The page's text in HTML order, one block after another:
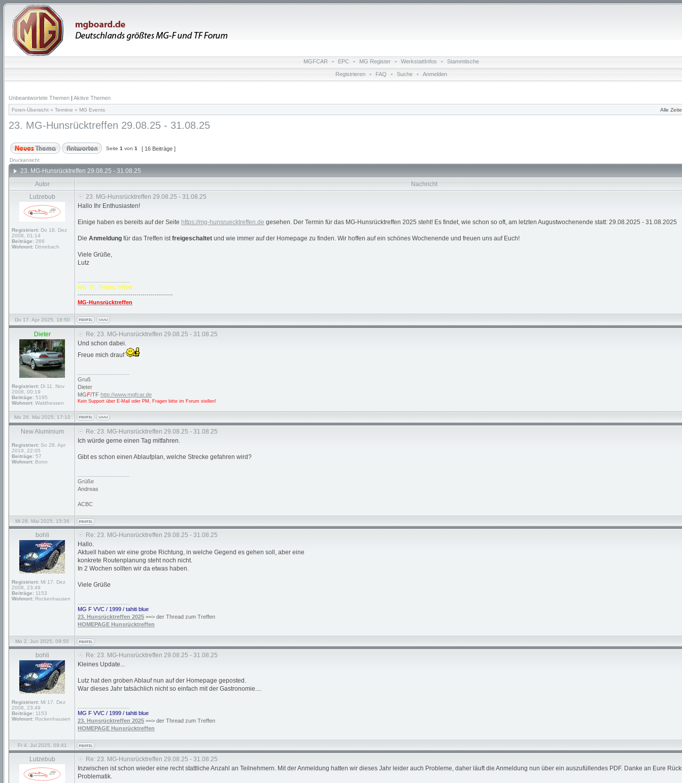
MGFCAR • EPC • MG Register • WerkstattInfos • Stammtische
Registrieren • FAQ • Suche • Anmelden
Unbeantwortete Themen | Aktive Themen
Foren-Übersicht » Termine » MG Events Alle
23. MG-Hunsrücktreffen 29.08.25 - 31.08.25
Seite 1 von 1 [ 16 Beiträge ]
Druckansicht
23. MG-Hunsrücktreffen 29.08.25 - 31.08.25
Autor
Nachricht
Lutzebub
Registriert: Do 18. Dez
2008, 01:14
Beiträge: 266
Wohnort: Dörrebach
23. MG-Hunsrücktreffen 29.08.25 - 31.08.25
Hallo Ihr Enthusiasten!
Einige haben es bereits auf der Seite https://mg-hunsruecktreffen.de gesehen. Der Termin für das MG-Hunsrücktreffen 2025 steht! Es findet, wie schon so oft, am letzten Augustwochenende statt: 29.08.2025 - 31.08.2025
Die Anmeldung für das Treffen istfreigeschaltet und wie immer auf der Homepage zu finden. Wir hoffen auf ein schönes Wochenende und freuen uns auf Euch!
Viele Grüße,
Lutz
MG TF, Trophy Yellow
-----------------------------------------------
MG-Hunsrücktreffen
Do 17. Apr 2025, 18:50
Dieter
Registriert: Di 11. Nov
2008, 00:19
Beiträge: 5195
Wohnort: Waldhessen
Re: 23. MG-Hunsrücktreffen 29.08.25 - 31.08.25
Und schon dabei.
Freue mich drauf
Gruß
Dieter
MGF/TF http://www.mgfcar.de
Kein Support über E-Mail oder PM, Fragen bitte im Forum stellen!
Mo 26. Mai 2025, 17:10
New Aluminium
Registriert: So 28. Apr
2019, 22:05
Beiträge: 57
Wohnort: Bonn
Re: 23. MG-Hunsrücktreffen 29.08.25 - 31.08.25
Ich würde gerne einen Tag mitfahren.
Gibt es schon einen Ablaufplan, welche Strecke gefahren wird?
Grüße
Andreas
ACBC
Mi 28. Mai 2025, 15:36
bohli
Registriert: Mi 17. Dez
2008, 23:49
Beiträge: 1153
Wohnort: Rockenhausen
Re: 23. MG-Hunsrücktreffen 29.08.25 - 31.08.25
Hallo.
Aktuell haben wir eine grobe Richtung, in welche Gegend es gehen soll, aber eine
konkrete Routenplanung steht noch nicht.
In 2 Wochen sollten wir da etwas haben.
Viele Grüße
MG F VVC / 1999 / tahiti blue
23. Hunsrücktreffen 2025 ==> der Thread zum Treffen
HOMEPAGE Hunsrücktreffen
Mo 2. Jun 2025, 09:55
bohli
Registriert: Mi 17. Dez
2008, 23:49
Beiträge: 1153
Wohnort: Rockenhausen
Re: 23. MG-Hunsrücktreffen 29.08.25 - 31.08.25
Kleines Update...
Lutz hat den groben Ablauf nun auf der Homepage geposted.
War dieses Jahr tatsächlich nicht so einfach mit der Gastronomie....
MG F VVC / 1999 / tahiti blue
23. Hunsrücktreffen 2025 ==> der Thread zum Treffen
HOMEPAGE Hunsrücktreffen
Fr 4. Jul 2025, 09:41
Lutzebub
Re: 23. MG-Hunsrücktreffen 29.08.25 - 31.08.25
Inzwischen ist schon wieder eine recht stattliche Anzahl an Teilnehmern. Mit der Anmeldung hatten wir dieses Jahr leider auch Probleme, daher läuft die Anmeldung nun über ein auszufüllendes PDF. Danke an Eure
Problematik.